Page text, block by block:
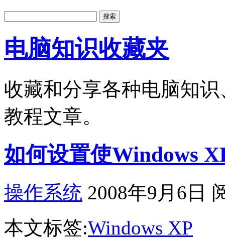
电脑知识收藏夹
收藏和分享各种电脑知
教程文章。
如何设置使Windows
操作系统 2008年9月6日
本文标签:Windows XP